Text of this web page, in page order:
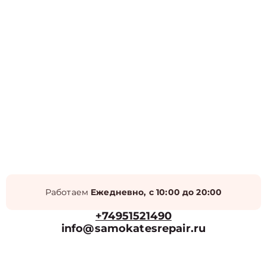
Работаем Ежедневно, с 10:00 до 20:00
+74951521490
info@samokatesrepair.ru